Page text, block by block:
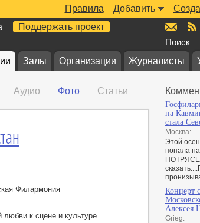
Добавить
Правила
Поддержать проект
Поиск
Залы Организации Журналисты
Аудио Фото Статьи
Филармония
к сцене и культуре.
на
стала
Москва:
Этой
попала
Концерт
Алексея
Grieg: